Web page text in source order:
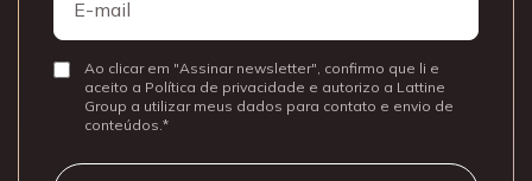
mail
ConsentirAo clicar em "Assinar newsletter", confirmo que li e
aceito a Política de privacidade e autorizo a Lattine
Group a utilizar meus dados para contato e envio de
conteúdos.